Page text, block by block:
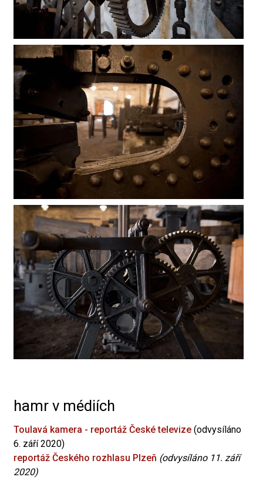
hamr v médiích
Toulavá kamera - reportáž České televize (odvysíláno
6. září 2020)
reportáž Českého rozhlasu Plzeň (odvysíláno 11. září
2020)